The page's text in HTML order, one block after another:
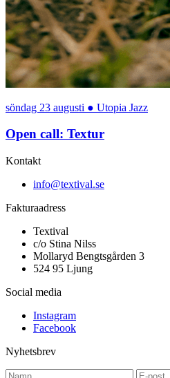
söndag 23 augusti ● Utopia Jazz
Open call: Textur
Kontakt
info@textival.se
Fakturaadress
Textival
c/o Stina Nilss
Mollaryd Bengtsgården 3
524 95 Ljung
Social media
Instagram
Facebook
Nyhetsbrev